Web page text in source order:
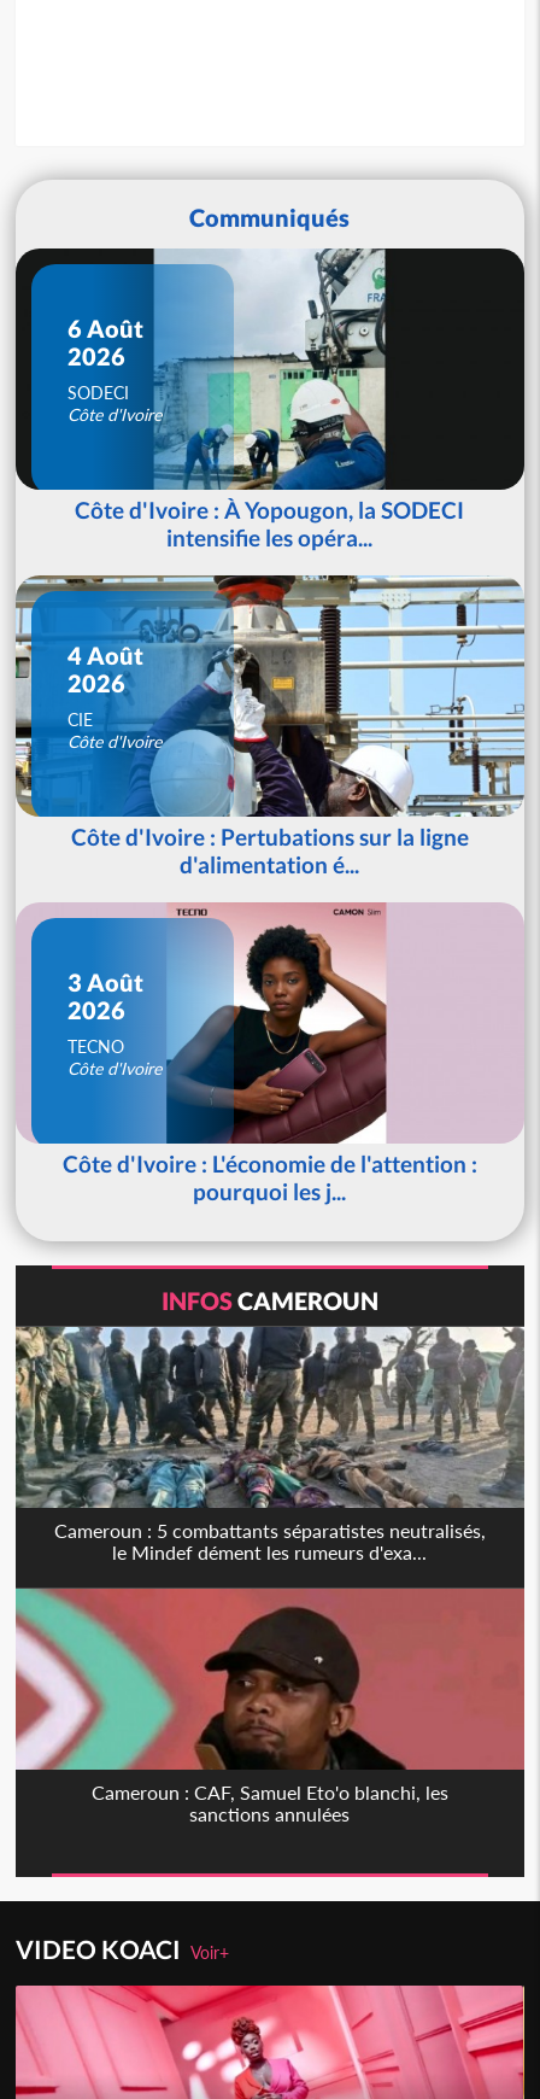
Communiqués
6 Août
2026
SODECI
Côte d'Ivoire
Côte d'Ivoire : À Yopougon, la SODECI
intensifie les opéra...
4 Août
2026
CIE
Côte d'Ivoire
Côte d'Ivoire : Pertubations sur la ligne
d'alimentation é...
3 Août
2026
TECNO
Côte d'Ivoire
Côte d'Ivoire : L'économie de l'attention :
pourquoi les j...
INFOSCAMEROUN
Cameroun : 5 combattants séparatistes neutralisés,
le Mindef dément les rumeurs d'exa...
Cameroun : CAF, Samuel Eto'o blanchi, les
sanctions annulées
VIDEO KOACIVoir+